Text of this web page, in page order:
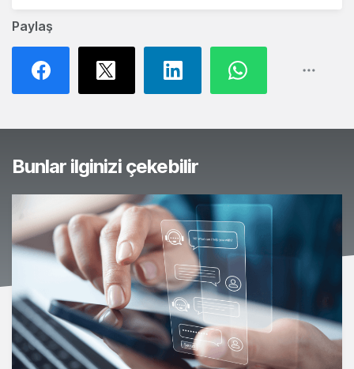
Paylaş
Bunlar ilginizi çekebilir